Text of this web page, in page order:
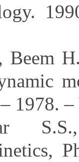
Beem
1978.